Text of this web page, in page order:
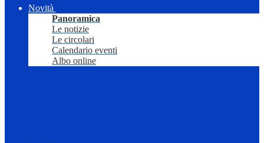
Novità
Panoramica
Le notizie
Le circolari
Calendario eventi
Albo online